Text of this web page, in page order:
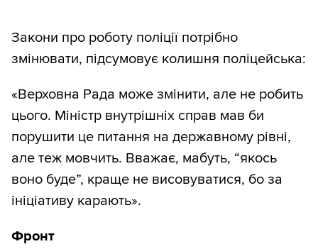
Закони про роботу поліції потрібно
змінювати, підсумовує колишня поліцейська:
«Верховна Рада може змінити, але не робить
цього. Міністр внутрішніх справ мав би
порушити це питання на державному рівні,
але теж мовчить. Вважає, мабуть, “якось
воно буде”, краще не висовуватися, бо за
ініціативу карають».
Фронт